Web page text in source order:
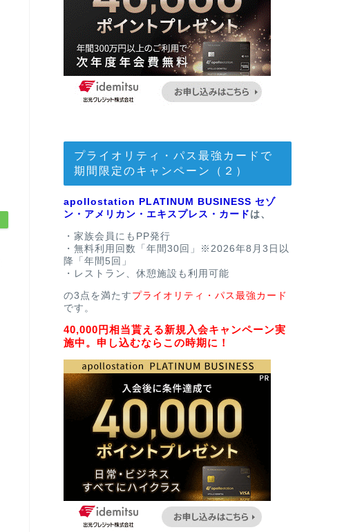
プライオリティ・パス最強カードで
期間限定のキャンペーン（２）
apollostation PLATINUM BUSINESS セゾ
ン・アメリカン・エキスプレス・カード は、
・家族会員にもPP発行
・無料利用回数「年間30回」※2026年8月3日以
降「年間5回」
・レストラン、休憩施設も利用可能
の3点を満たす プライオリティ・パス最強カード
です。
40,000円相当貰える新規入会キャンペーン実
施中。申し込むならこの時期に！